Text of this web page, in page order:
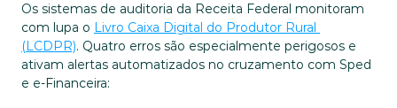
Os sistemas de auditoria da Receita Federal monitoram
com lupa o Livro Caixa Digital do Produtor Rural
(LCDPR). Quatro erros são especialmente perigosos e
ativam alertas automatizados no cruzamento com Sped
e e-Financeira: